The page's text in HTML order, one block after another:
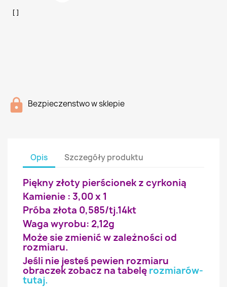
Bezpieczenstwo w sklepie
Opis Szczegóły produktu
Piękny złoty pierścionek z cyrkonią
Kamienie : 3,00 x 1
Próba złota 0,585/tj.14kt
Waga wyrobu: 2,12g
Może sie zmienić w zależności od
rozmiaru.
Jeśli nie jesteś pewien rozmiaru
obraczek zobacz na tabelę rozmiarów-
tutaj.